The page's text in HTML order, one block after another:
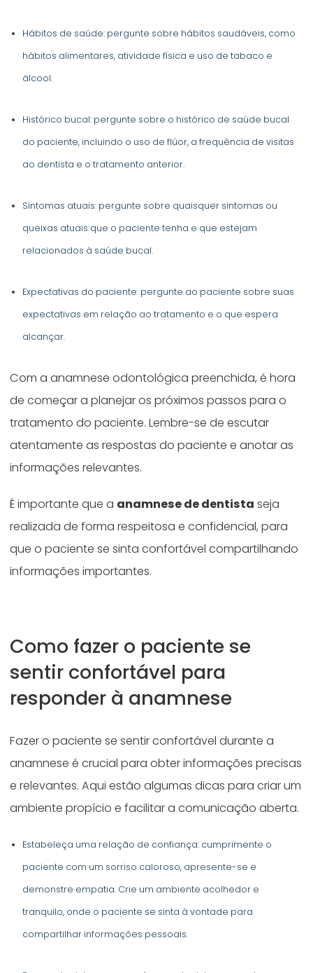
Hábitos de saúde: pergunte sobre hábitos saudáveis, como
hábitos alimentares, atividade física e uso de tabaco e
álcool.
Histórico bucal: pergunte sobre o histórico de saúde bucal
do paciente, incluindo o uso de flúor, a frequência de visitas
ao dentista e o tratamento anterior.
Sintomas atuais: pergunte sobre quaisquer sintomas ou
queixas atuais que o paciente tenha e que estejam
relacionados à saúde bucal.
Expectativas do paciente: pergunte ao paciente sobre suas
expectativas em relação ao tratamento e o que espera
alcançar.
Com a anamnese odontológica preenchida, é hora
de começar a planejar os próximos passos para o
tratamento do paciente. Lembre-se de escutar
atentamente as respostas do paciente e anotar as
informações relevantes.
É importante que a anamnese de dentista seja
realizada de forma respeitosa e confidencial, para
que o paciente se sinta confortável compartilhando
informações importantes.
Como fazer o paciente se
sentir confortável para
responder à anamnese
Fazer o paciente se sentir confortável durante a
anamnese é crucial para obter informações precisas
e relevantes. Aqui estão algumas dicas para criar um
ambiente propício e facilitar a comunicação aberta.
Estabeleça uma relação de confiança: cumprimente o
paciente com um sorriso caloroso, apresente-se e
demonstre empatia. Crie um ambiente acolhedor e
tranquilo, onde o paciente se sinta à vontade para
compartilhar informações pessoais.